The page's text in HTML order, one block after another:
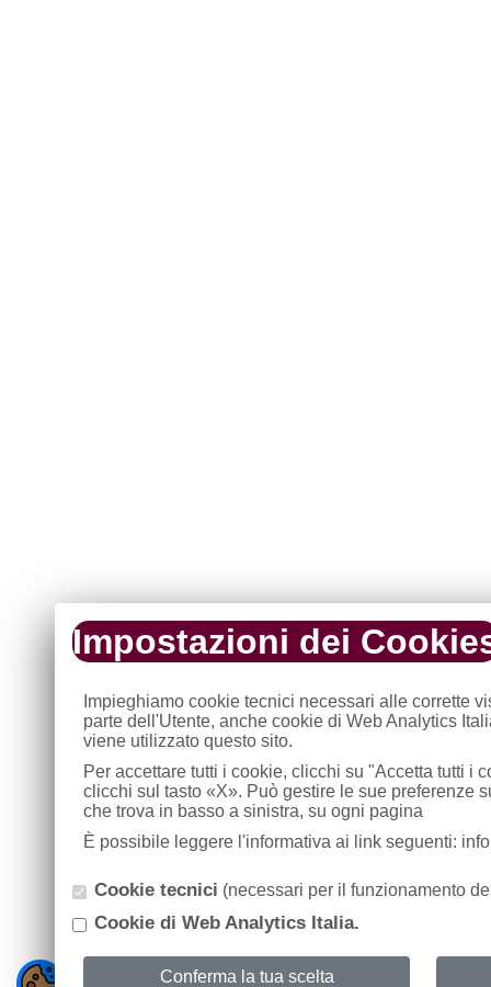
Impostazioni dei
Impieghiamo cookie tecnici necessari alle corrette
parte dell'Utente, anche cookie di Web Analytics
viene utilizzato questo sito.
Per accettare tutti i cookie, clicchi su "Accetta tutti i
clicchi sul tasto «X». Può gestire le sue preferenze
che trova in basso a sinistra, su ogni pagina
È possibile leggere l'informativa ai link seguenti:
Cookie tecnici (necessari per il funzionamento
Cookie di Web Analytics Italia.
Conferma la tua scelta